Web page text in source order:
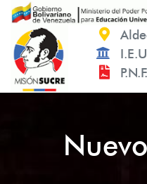
Saltar
contenido
P.N.F.